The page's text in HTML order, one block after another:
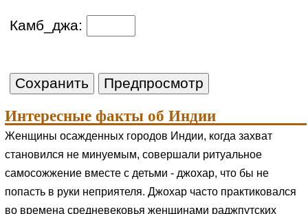
Камб_джа:
Интересные факты об Индии
Женщины осажденных городов Индии, когда захват
становился не минуемым, совершали ритуальное
самосожжение вместе с детьми - джохар, что бы не
попасть в руки неприятеля. Джохар часто практиковался
во времена средневековья женщинами раджпутских